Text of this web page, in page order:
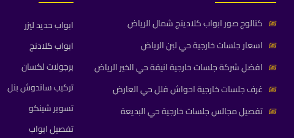
📅 كتالوج صور ابواب كلادينج شمال الرياض
📅 اسعار جلسات خارجية حي لبن الرياض
📅 افضل شركة جلسات خارجية انيقة حي الخير الرياض
📅 غرف جلسات خارجية احواش فلل حي العارض
📅 تفصيل مجالس جلسات خارجية حي البديعة
ابواب حديد ليزر
ابواب كلادنج
برجولات لكسان
تركيب ساندوش بنل
تسوير شينكو
تفصيل ابواب